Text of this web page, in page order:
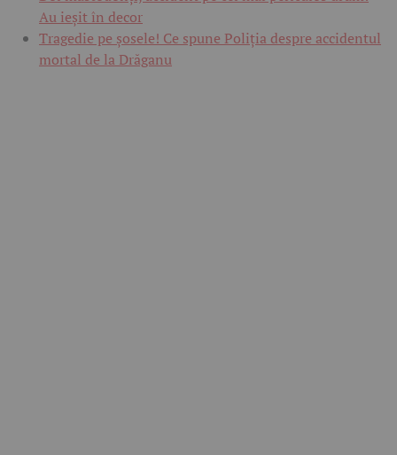
Au ieșit în decor
Tragedie pe șosele! Ce spune Poliția despre accidentul
mortal de la Drăganu